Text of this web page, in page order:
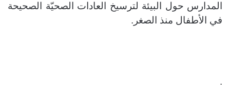
المدارس حول البيئة لترسيخ العادات الصحيّة الصحيحة
في الأطفال منذ الصغر.
.